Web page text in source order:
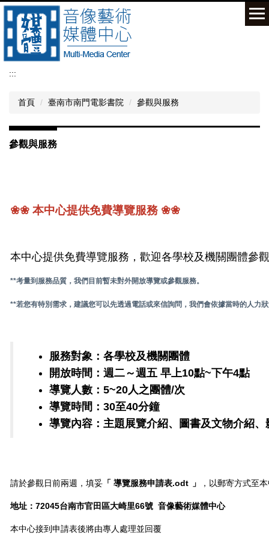
跳
到
要
內
容
:::
首頁 臺南市南門電影書院 參觀與服務
參觀與服務
❀❀ 本中心提供免費導覽服務 ❀❀
本中心提供免費導覽服務，歡迎各學校及機關團體參
**考量到服務品質，我們目前暫未對外開放導覽或參觀服務。
**若您有特別需求，建議您可以先透過電話或來信詢問，我們會依據當時的人力
服務對象：各學校及機關團體
開放時間：週二～週五 早上10點~下午4點
導覽人數：5~20人之團體/次
導覽時間：30至40分鐘
導覽內容：主題展覽介紹、圖書及文物介紹
請於參觀日前兩週，填妥 「 導覽服務申請表.odt 」 ，以郵寄方式至
地址：72045台南市官田區大崎里66號 音像藝術媒體中心
本中心接到申請表後將由專人處理並回覆